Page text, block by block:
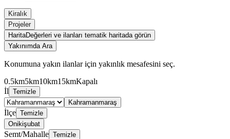
Kiralık
Projeler
HaritaDeğerleri ve ilanları tematik haritada görün
Yakınımda Ara
Konumuna yakın ilanlar için yakınlık mesafesini seç.
0.5km5km10km15kmKapalı
İl Temizle
Kahramanmaraş
İlçe Temizle
Onikişubat
Semt/Mahalle Temizle